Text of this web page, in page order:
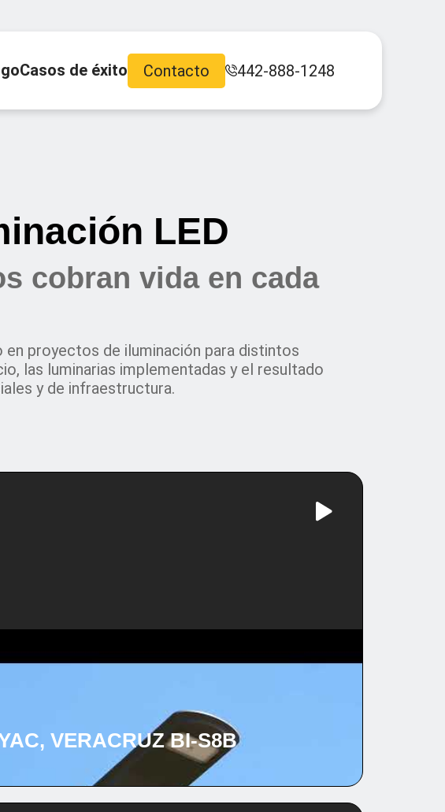
Casos de éxito Contacto 442-888-1248
LED
cobran vida en cada
proyectos de iluminación para distintos
las luminarias implementadas y el resultado
y de infraestructura.
VERACRUZ BI-S8B